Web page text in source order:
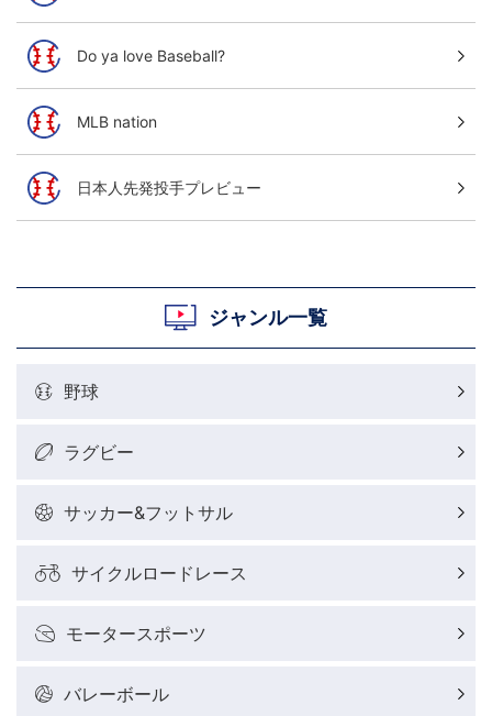
Do ya love Baseball?
MLB nation
日本人先発投手プレビュー
ジャンル一覧
野球
ラグビー
サッカー&フットサル
サイクルロードレース
モータースポーツ
バレーボール